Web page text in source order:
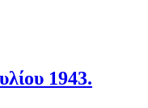
1943.